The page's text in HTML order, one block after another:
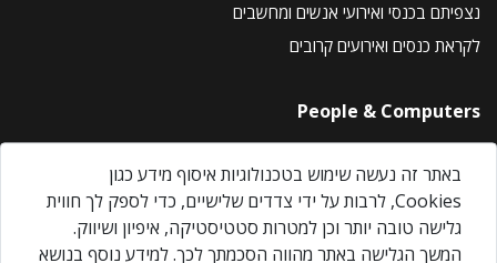
נצפיתם בכנסי ואירועי אנשים ומחשבים
לקראת כנסים ואירועים קרובים
People & Computers
About Us
Privacy Policy
Contact Us
Our Events
באתר זה נעשה שימוש בטכנולוגיות איסוף מידע כגון
Cookies, לרבות על ידי צדדים שלישיים, כדי לספק לך חווית
גלישה טובה יותר וכן למטרות סטטיסטיקה, איפיון ושיווק.
המשך הגלישה באתר מהווה הסכמתך לכך. למידע נוסף בנושא